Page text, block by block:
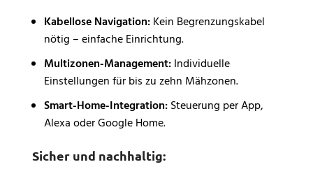
Kabellose Navigation:Kein Begrenzungskabel
nötig – einfache Einrichtung.
Multizonen-Management:Individuelle
Einstellungen für bis zu zehn Mähzonen.
Smart-Home-Integration:Steuerung per App,
Alexa oder Google Home.
Sicher und nachhaltig: